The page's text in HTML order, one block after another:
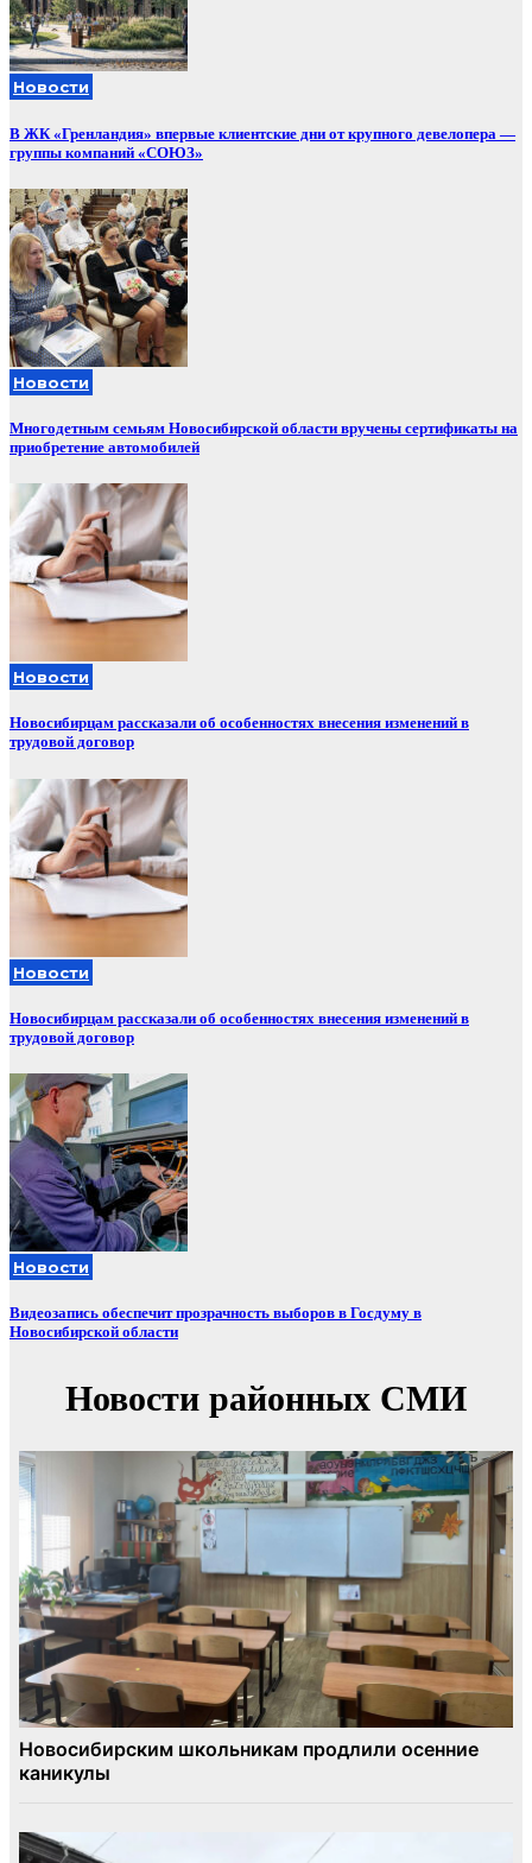
Новости
В ЖК «Гренландия» впервые клиентские дни от крупного девелопера —
группы компаний «СОЮЗ»
Новости
Многодетным семьям Новосибирской области вручены сертификаты на
приобретение автомобилей
Новости
Новосибирцам рассказали об особенностях внесения изменений в
трудовой договор
Новости
Новосибирцам рассказали об особенностях внесения изменений в
трудовой договор
Новости
Видеозапись обеспечит прозрачность выборов в Госдуму в
Новосибирской области